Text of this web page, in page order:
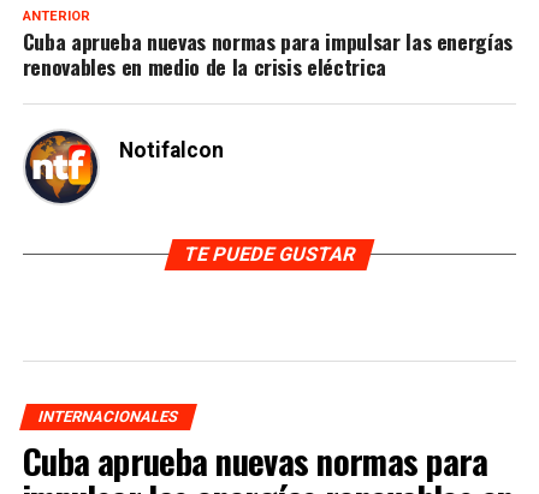
ANTERIOR
Cuba aprueba nuevas normas para impulsar las energías
renovables en medio de la crisis eléctrica
Notifalcon
TE PUEDE GUSTAR
INTERNACIONALES
Cuba aprueba nuevas normas para